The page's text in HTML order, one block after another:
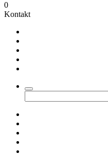
0
Kontakt